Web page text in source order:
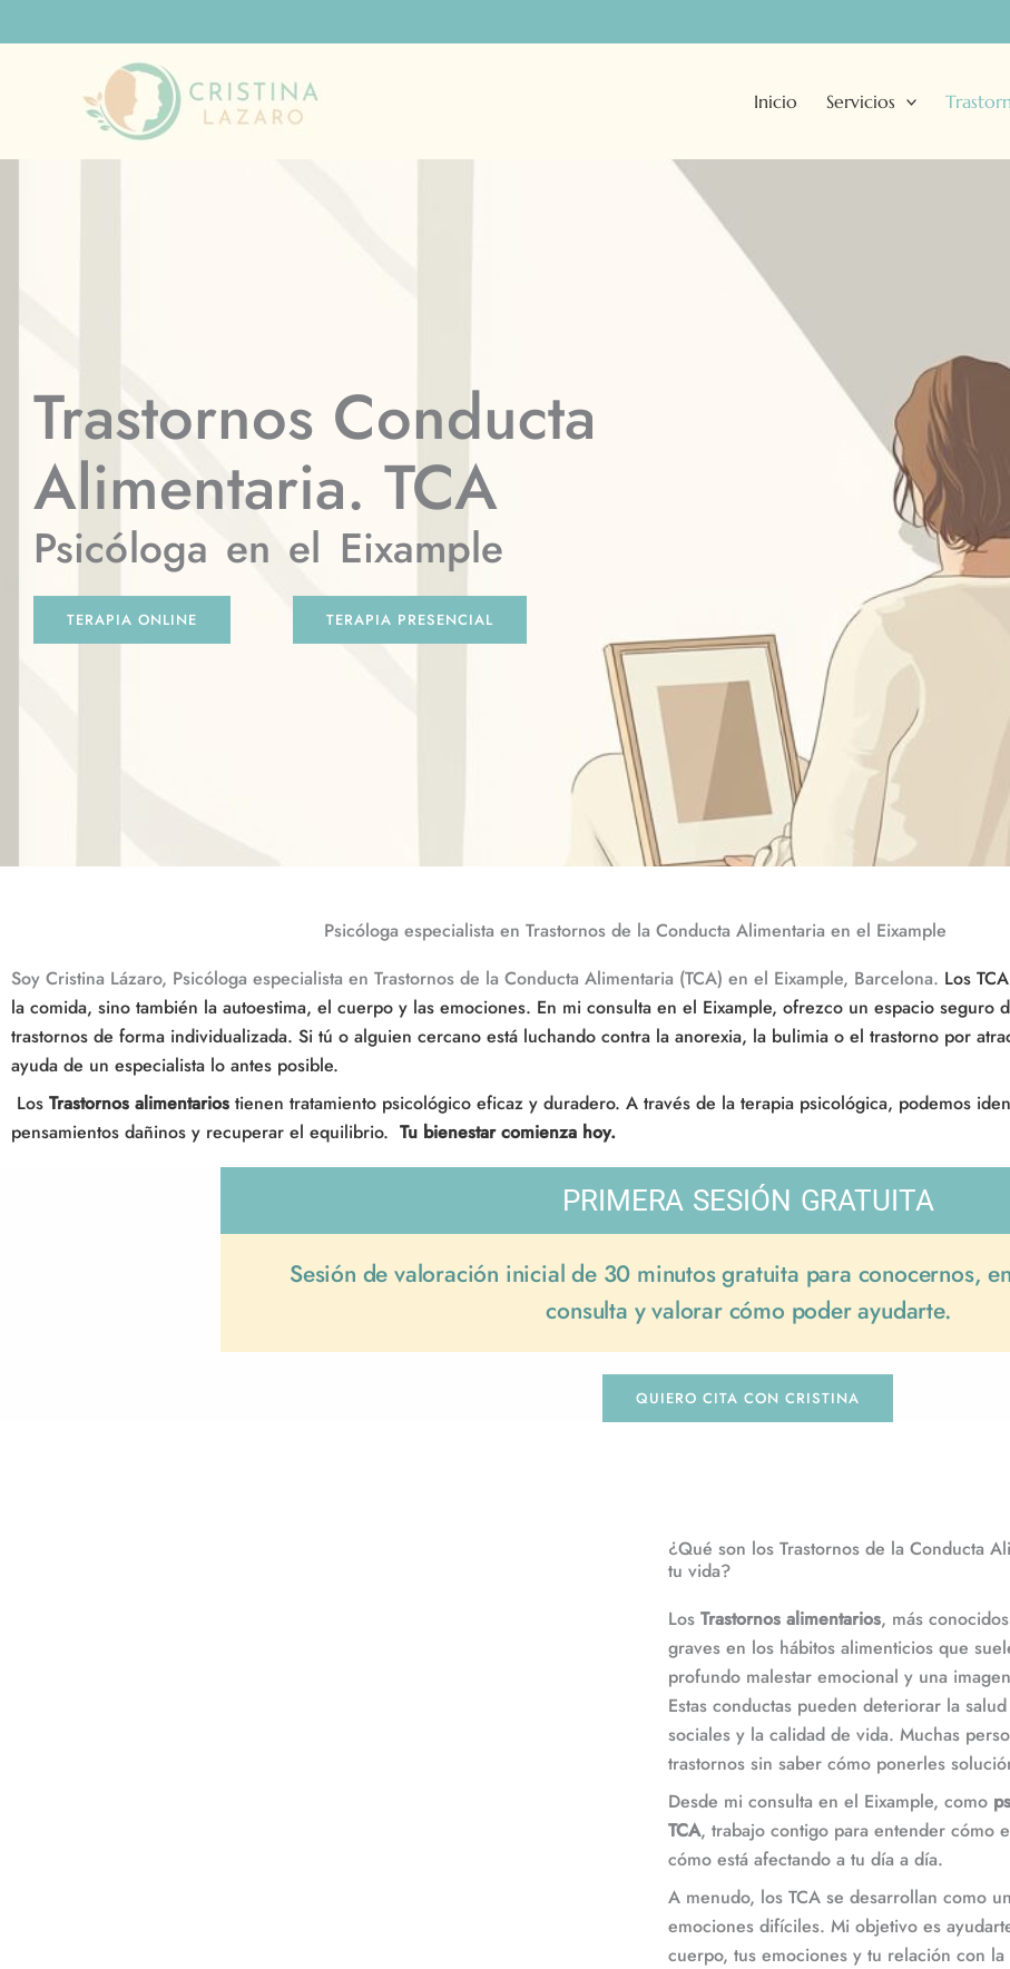
al
Inicio Servicios
Trastornos Conducta
Alimentaria. TCA
Psicóloga en el Eixample
TERAPIA ONLINE TERAPIA PRESENCIAL
Psicóloga especialista en Trastornos de la Conducta Alimentaria en el Eixample
Soy Cristina Lázaro, Psicóloga especialista en Trastornos de la Conducta Alimentaria (TCA) en el Eixample, Barcelona. Los
la comida, sino también la autoestima, el cuerpo y las emociones. En mi consulta en el Eixample, ofrezco un espacio seguro
trastornos de forma individualizada. Si tú o alguien cercano está luchando contra la anorexia, la bulimia o el trastorno por
ayuda de un especialista lo antes posible.
Los Trastornos alimentarios tienen tratamiento psicológico eficaz y duradero. A través de la terapia psicológica, podemos
pensamientos dañinos y recuperar el equilibrio. Tu bienestar comienza hoy.
PRIMERA SESIÓN GRATUITA
Sesión de valoración inicial de 30 minutos gratuita para conocernos,
consulta y valorar cómo poder ayudarte.
QUIERO CITA CON CRISTINA
¿Qué son los Trastornos de la Conducta
tu vida?
Los Trastornos alimentarios, más
graves en los hábitos alimenticios que
profundo malestar emocional y una
Estas conductas pueden deteriorar la
sociales y la calidad de vida. Muchas
trastornos sin saber cómo ponerles
Desde mi consulta en el Eixample, como
TCA, trabajo contigo para entender cómo
cómo está afectando a tu día a día.
A menudo, los TCA se desarrollan como
emociones difíciles. Mi objetivo es
cuerpo, tus emociones y tu relación con